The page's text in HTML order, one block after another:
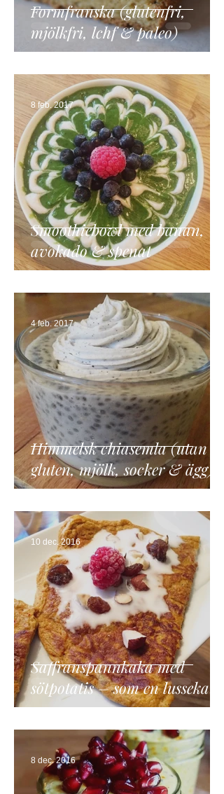
Formfranska (glutenfri,
mjölkfri, lchf & paleo)
Smoothiebowl med banan,
avokado & spenat
8 feb. 2017
Himmelsk chiasemla (utan
gluten, mjölk, socker & ägg)
4 feb. 2017
Saffranspannkaka med
sötpotatis – som en lussekatt
i en pannkaka
10 dec. 2016
8 dec. 2016